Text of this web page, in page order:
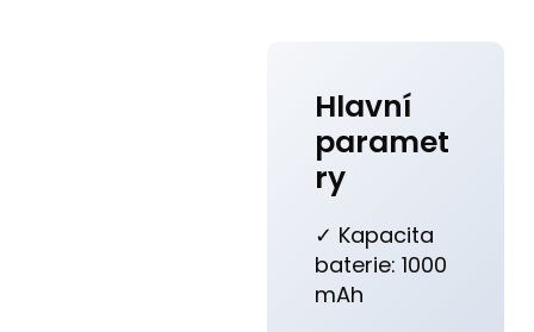
Hlavní
paramet
ry
✓ Kapacita
baterie: 1000
mAh